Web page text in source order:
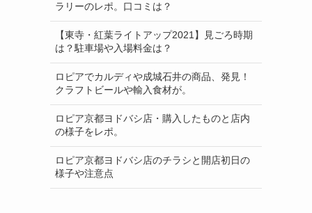
ラリーのレポ。口コミは？
【東寺・紅葉ライトアップ2021】見ごろ時期
は？駐車場や入場料金は？
ロピアでカルディや成城石井の商品、発見！
クラフトビールや輸入食材が。
ロピア京都ヨドバシ店・購入したものと店内
の様子をレポ。
ロピア京都ヨドバシ店のチラシと開店初日の
様子や注意点